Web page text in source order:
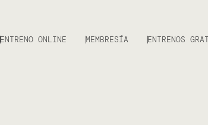
ENTRENO ONLINE MEMBRESÍA ENTRENOS